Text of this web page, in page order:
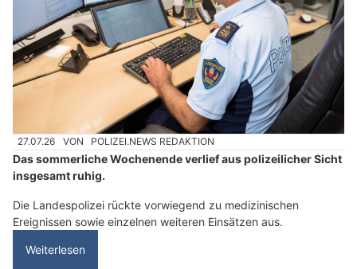
27.07.26 VON POLIZEI.NEWS REDAKTION
Das sommerliche Wochenende verlief aus polizeilicher Sicht
insgesamt ruhig.
Die Landespolizei rückte vorwiegend zu medizinischen
Ereignissen sowie einzelnen weiteren Einsätzen aus.
Weiterlesen